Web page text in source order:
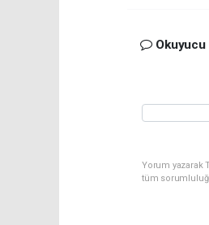
Okuyucu
Yorum yazarak
tüm